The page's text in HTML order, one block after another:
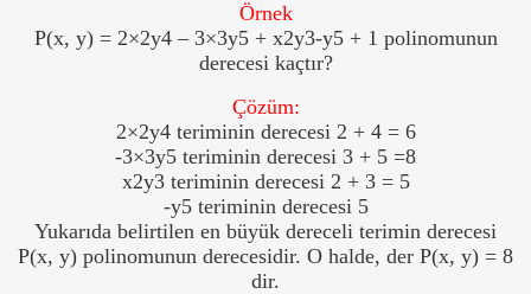
Örnek
P(x, y) = 2×2y4 – 3×3y5 + x2y3-y5 + 1 polinomunun
derecesi kaçtır?
Çözüm:
2×2y4 teriminin derecesi 2 + 4 = 6
-3×3y5 teriminin derecesi 3 + 5 =8
x2y3 teriminin derecesi 2 + 3 = 5
-y5 teriminin derecesi 5
Yukarıda belirtilen en büyük dereceli terimin derecesi
P(x, y) polinomunun derecesidir. O halde, der P(x, y) = 8
dir.